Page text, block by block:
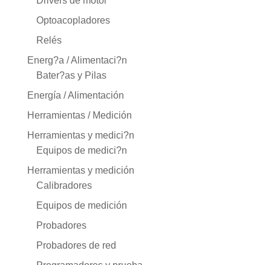
Optoacopladores
Relés
Energ?a / Alimentaci?n
Bater?as y Pilas
Energía / Alimentación
Herramientas / Medición
Herramientas y medici?n
Equipos de medici?n
Herramientas y medición
Calibradores
Equipos de medición
Probadores
Probadores de red